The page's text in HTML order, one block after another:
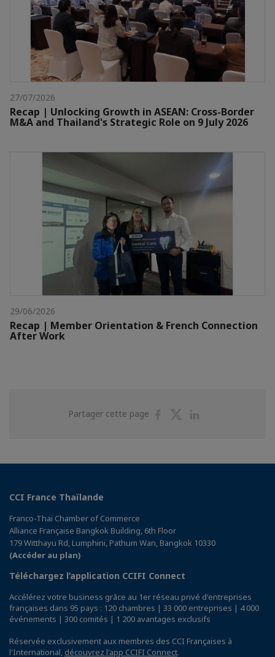
27/07/2026
Recap | Unlocking Growth in ASEAN: Cross-Border
M&A and Thailand's Strategic Role on 9 July 2026
29/06/2026
Recap | Member Orientation & French Connection
After Work
Partager cette page
PartagerPartager
CCI France Thaïlande
Franco-Thai Chamber of Commerce
Alliance Française Bangkok Building, 6th Floor
179 Witthayu Rd, Lumphini, Pathum Wan, Bangkok 10330
(Accéder au plan)
Téléchargez l’application CCIFI Connect
Accélérez votre business grâce au 1er réseau privé d'entreprises
françaises dans 95 pays : 120 chambres | 33 000 entreprises | 4 000
événements | 300 comités | 1 200 avantages exclusifs
Réservée exclusivement aux membres des CCI Françaises à
l'International, découvrez l'app CCIFI Connect.